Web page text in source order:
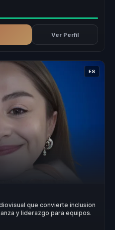
Ver Perfil
ES
que convierte inclusion
y liderazgo para equipos.